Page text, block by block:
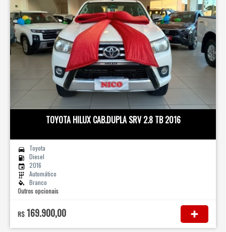
TOYOTA HILUX CAB.DUPLA SRV 2.8 TB 2016
Toyota
Diesel
2016
Automático
Branco
Outros opcionais
R$ 169.900,00